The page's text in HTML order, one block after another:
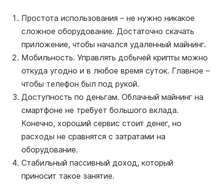
Простота использования – не нужно никакое
сложное оборудование. Достаточно скачать
приложение, чтобы начался удаленный майнинг.
Мобильность. Управлять добычей крипты можно
откуда угодно и в любое время суток. Главное –
чтобы телефон был под рукой.
Доступность по деньгам. Облачный майнинг на
смартфоне не требует большого вклада.
Конечно, хороший сервис стоит денег, но
расходы не сравнятся с затратами на
оборудование.
Стабильный пассивный доход, который
приносит такое занятие.